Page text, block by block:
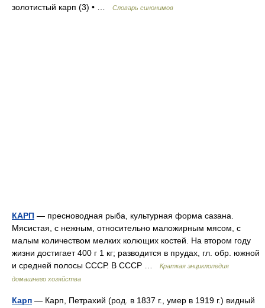
золотистый карп (3) • …
Словарь синонимов
КАРП — пресноводная рыба, культурная форма сазана.
Мясистая, с нежным, относительно маложирным мясом, с
малым количеством мелких колющих костей. На втором году
жизни достигает 400 г 1 кг; разводится в прудах, гл. обр. южной
и средней полосы СССР. В СССР …
Краткая энциклопедия
домашнего хозяйства
Карп — Карп, Петрахий (род. в 1837 г., умер в 1919 г.) видный